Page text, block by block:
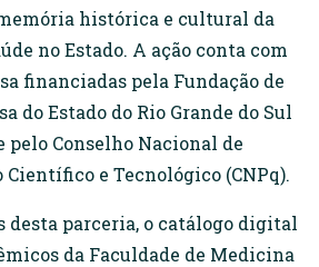
histórica e cultural da
no Estado. A ação conta com
financiadas pela Fundação de
do Estado do Rio Grande do Sul
pelo Conselho Nacional de
e Tecnológico (CNPq).
desta parceria, o catálogo digital
da Faculdade de Medicina